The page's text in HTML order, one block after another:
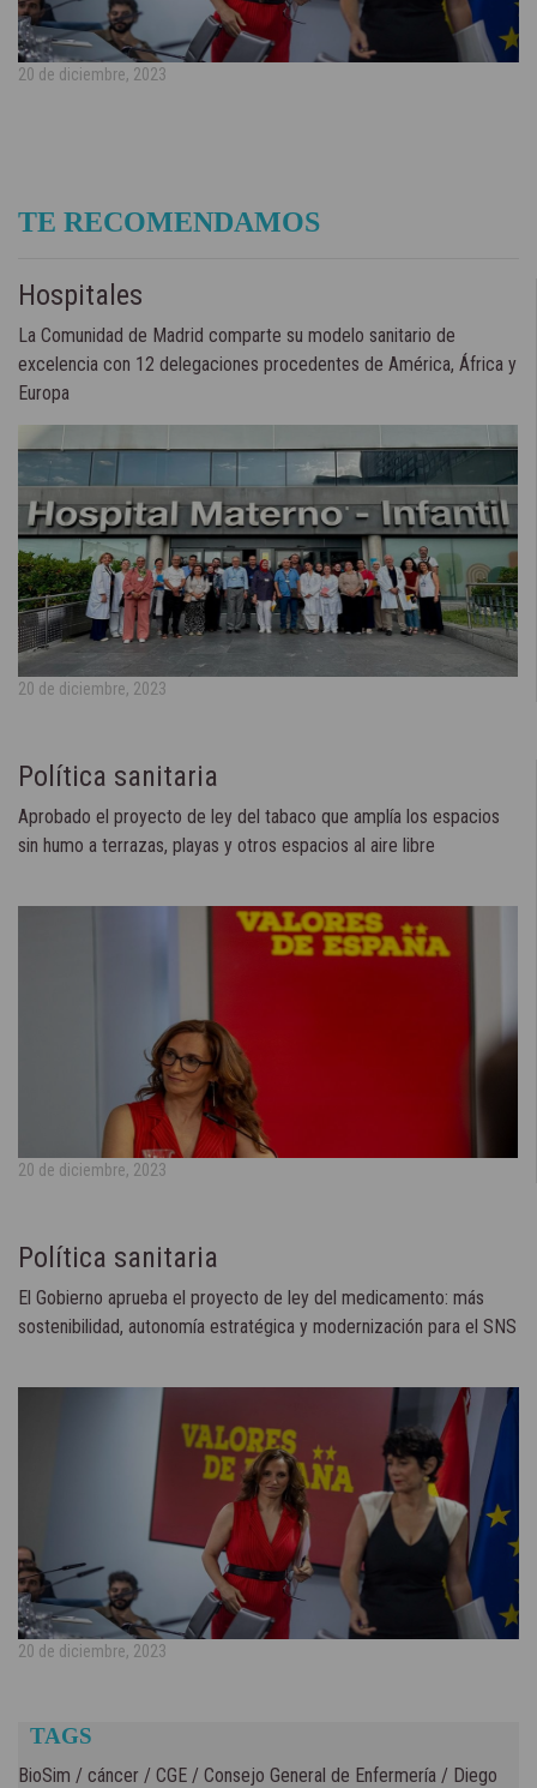
20 de diciembre, 2023
TE RECOMENDAMOS
Hospitales
La Comunidad de Madrid comparte su modelo sanitario de
excelencia con 12 delegaciones procedentes de América, África y
Europa
20 de diciembre, 2023
Política sanitaria
Aprobado el proyecto de ley del tabaco que amplía los espacios
sin humo a terrazas, playas y otros espacios al aire libre
20 de diciembre, 2023
Política sanitaria
El Gobierno aprueba el proyecto de ley del medicamento: más
sostenibilidad, autonomía estratégica y modernización para el SNS
20 de diciembre, 2023
TAGS
BioSim / cáncer / CGE / Consejo General de Enfermería / Diego